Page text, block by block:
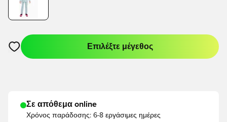
Ανοίγει ένα Modal για να συνδεθείτε ή να εγγραφείτε ως
Επιλέξτε μέγεθος
Σε απόθεμα online
Χρόνος παράδοσης: 6-8 εργάσιμες ημέρες